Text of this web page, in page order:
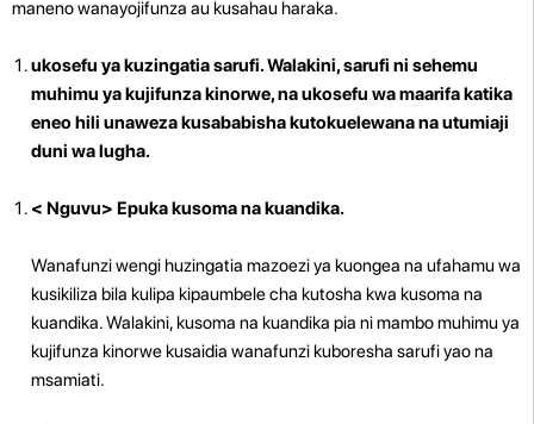
maneno wanayojifunza au kusahau haraka.
ukosefu ya kuzingatia sarufi. Walakini, sarufi ni sehemu
muhimu ya kujifunza kinorwe, na ukosefu wa maarifa katika
eneo hili unaweza kusababisha kutokuelewana na utumiaji
duni wa lugha.
< Nguvu> Epuka kusoma na kuandika.
Wanafunzi wengi huzingatia mazoezi ya kuongea na ufahamu wa
kusikiliza bila kulipa kipaumbele cha kutosha kwa kusoma na
kuandika. Walakini, kusoma na kuandika pia ni mambo muhimu ya
kujifunza kinorwe kusaidia wanafunzi kuboresha sarufi yao na
msamiati.